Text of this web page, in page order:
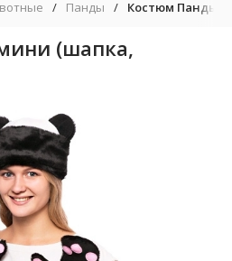
/ Панды / Костюм Панды
(шапка,